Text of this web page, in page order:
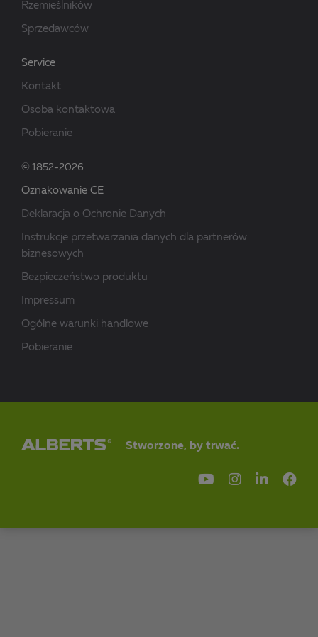
Rzemieślników
Sprzedawców
Service
Kontakt
Osoba kontaktowa
Pobieranie
© 1852-2026
Oznakowanie CE
Deklaracja o Ochronie Danych
Instrukcje przetwarzania danych dla partnerów
biznesowych
Bezpieczeństwo produktu
Impressum
Ogólne warunki handlowe
Pobieranie
Stworzone, by trwać.